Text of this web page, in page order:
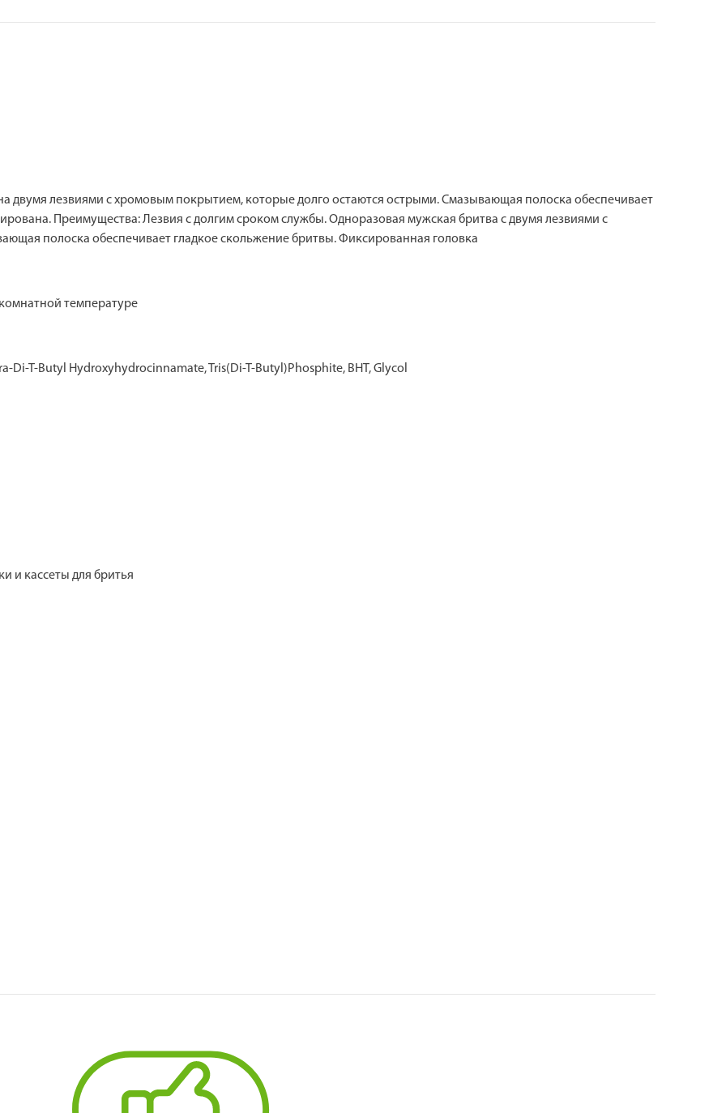
двумя лезвиями с хромовым покрытием, которые долго остаются острыми. Смазывающая полоска обеспечивает
Преимущества: Лезвия с долгим сроком службы. Одноразовая мужская бритва с двумя лезвиями с
полоска обеспечивает гладкое скольжение бритвы. Фиксированная головка
температуре
Di-T-Butyl Hydroxyhydrocinnamate, Tris(Di-T-Butyl)Phosphite, BHT, Glycol
и кассеты для бритья